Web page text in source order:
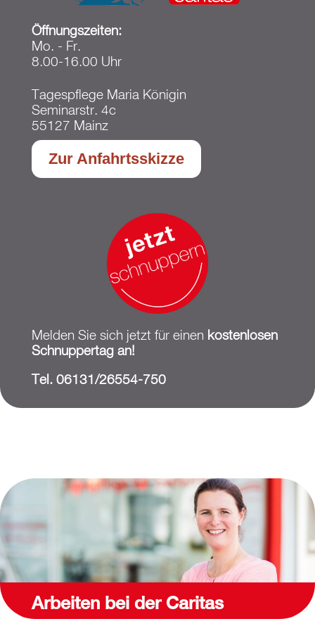
Öffnungszeiten:
Mo. - Fr.
8.00-16.00 Uhr
Tagespflege Maria Königin
Seminarstr. 4c
55127 Mainz
Zur Anfahrtsskizze
Melden Sie sich jetzt für einen kostenlosen
Schnuppertag an!
Tel. 06131/26554-750
Arbeiten bei der Caritas